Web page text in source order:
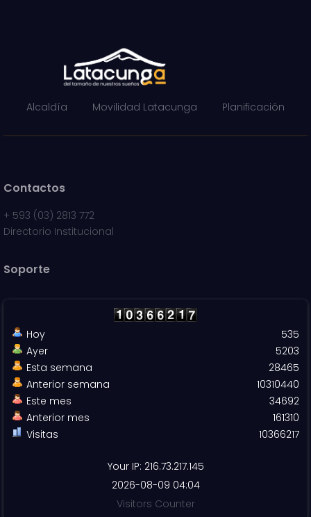
Alcaldía Movilidad Latacunga Planificación
Contactos
+ 593 (03) 2813 772
Directorio Institucional
Soporte
Hoy
Ayer
Esta semana
Anterior semana
Este mes
Anterior mes
Visitas
535
5203
28465
10310440
34692
161310
10366217
Your IP: 216.73.217.145
2026-08-09 04:04
Visitors Counter